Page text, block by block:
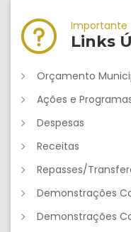
Importante
Links
Orçamento
Ações e
Despesas
Receitas
Repasses/
Demonstrações
Demonstrações